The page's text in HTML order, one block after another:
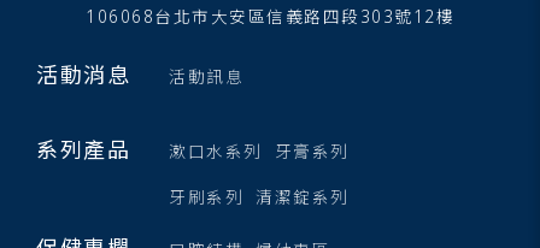
106068台北市大安區信義路四段303號12樓
活動消息 活動訊息
系列產品 漱口水系列
牙膏系列
牙刷系列
清潔錠系列